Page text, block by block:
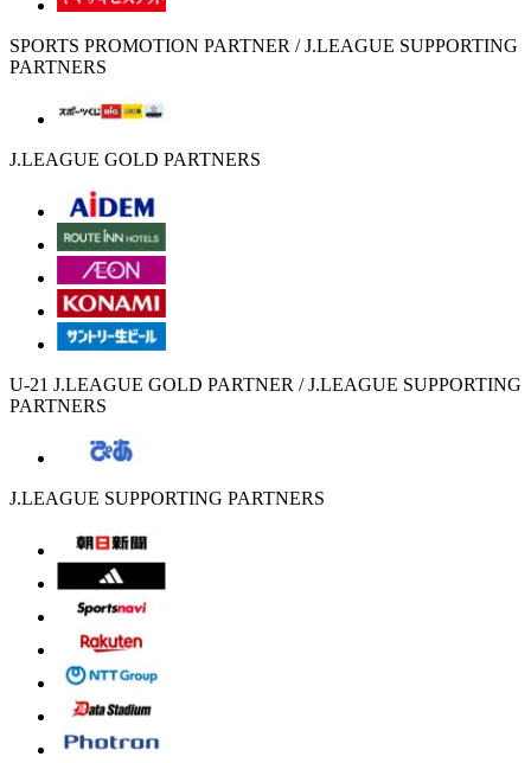
SPORTS PROMOTION PARTNER / J.LEAGUE SUPPORTING
PARTNERS
J.LEAGUE GOLD PARTNERS
U-21 J.LEAGUE GOLD PARTNER / J.LEAGUE SUPPORTING
PARTNERS
J.LEAGUE SUPPORTING PARTNERS